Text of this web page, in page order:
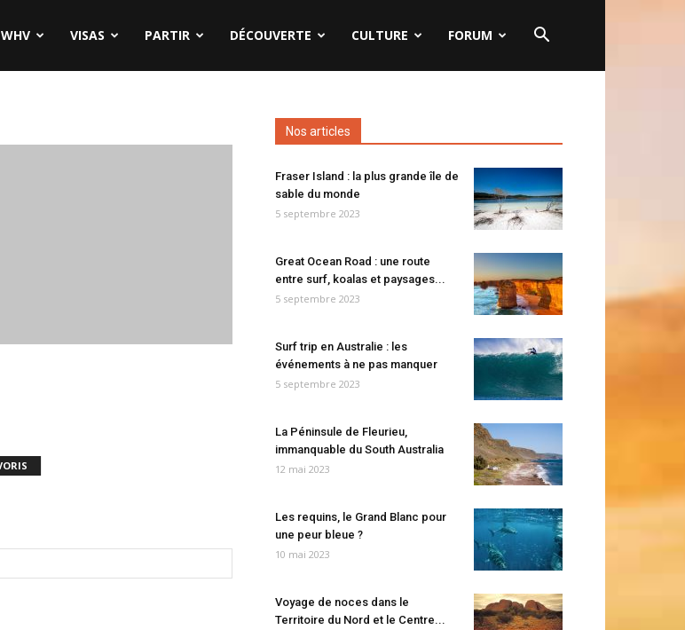
WHV VISAS PARTIR DÉCOUVERTE CULTURE FORUM
Nos articles
Fraser Island : la plus grande île de
sable du monde
5 septembre 2023
Great Ocean Road : une route
entre surf, koalas et paysages...
5 septembre 2023
Surf trip en Australie : les
événements à ne pas manquer
5 septembre 2023
La Péninsule de Fleurieu,
immanquable du South Australia
12 mai 2023
Les requins, le Grand Blanc pour
une peur bleue ?
10 mai 2023
Voyage de noces dans le
Territoire du Nord et le Centre...